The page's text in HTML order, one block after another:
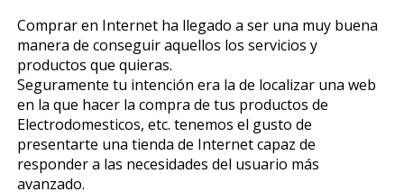
Comprar en Internet ha llegado a ser una muy buena
manera de conseguir aquellos los servicios y
productos que quieras.
Seguramente tu intención era la de localizar una web
en la que hacer la compra de tus productos de
Electrodomesticos, etc. tenemos el gusto de
presentarte una tienda de Internet capaz de
responder a las necesidades del usuario más
avanzado.